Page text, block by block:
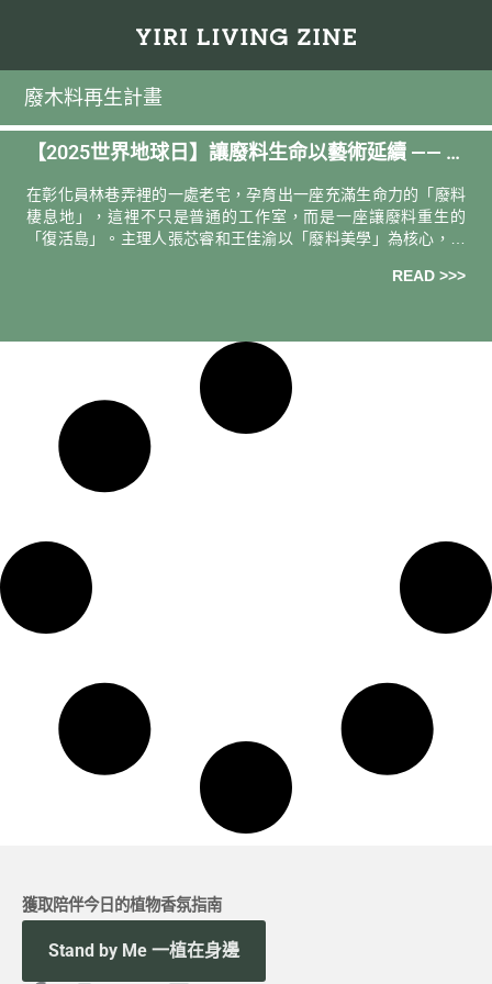
廢木料再生計畫
【2025世界地球日】讓廢料生命以藝術延續 —— 專
在彰化員林巷弄裡的一處老宅，孕育出一座充滿生命力的「廢料
棲息地」，這裡不只是普通的工作室，而是一座讓廢料重生的
「復活島」。主理人張芯睿和王佳渝以「廢料美學」為核心，以
READ >>>
獲取陪伴今日的植物香氛指南
Stand by Me 一植在身邊